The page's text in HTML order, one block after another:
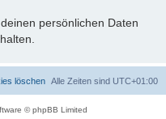
persönlichen Daten
Alle Zeiten sind UTC+01:00
löschen
© phpBB Limited